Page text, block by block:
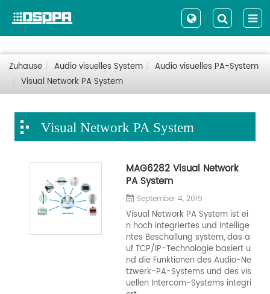
Zuhause Audio visuelles System
Audio visuelles PA-System
Visual Network PA System
Visual Network PA System
MAG6282 Visual Network
PA System
September 4, 2019
Visual Network PA System ist ei
n hoch integriertes und intellige
ntes Beschallung system, das a
uf TCP/IP-Technologie basiert u
nd die Funktionen des Audio-Ne
tzwerk-PA-Systems und des vis
uellen Intercom-Systems integri